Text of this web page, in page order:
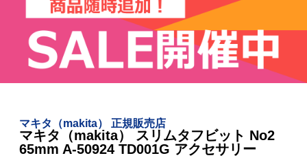
マキタ（makita） 正規販売店
マキタ（makita） スリムタフビット No2
65mm A-50924 TD001G アクセサリー